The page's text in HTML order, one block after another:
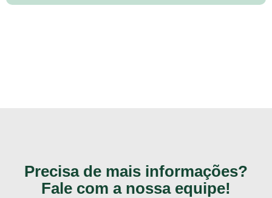
Precisa de mais informações?
Fale com a nossa equipe!